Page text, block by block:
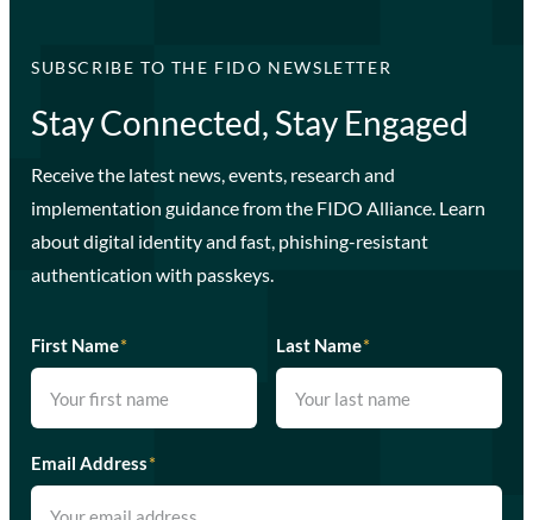
SUBSCRIBE TO THE FIDO NEWSLETTER
Stay Connected, Stay Engaged
Receive the latest news, events, research and
implementation guidance from the FIDO Alliance. Learn
about digital identity and fast, phishing-resistant
authentication with passkeys.
First Name* Last Name*
Email Address*